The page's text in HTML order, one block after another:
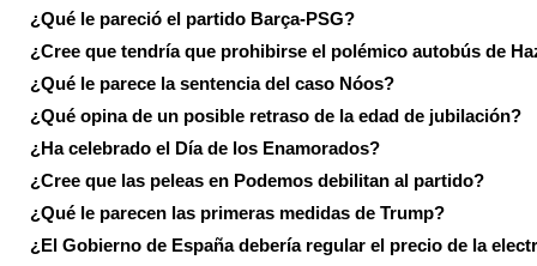
¿Qué le pareció el partido Barça-PSG?
¿Cree que tendría que prohibirse el polémico autobús de
¿Qué le parece la sentencia del caso Nóos?
¿Qué opina de un posible retraso de la edad de jubilación?
¿Ha celebrado el Día de los Enamorados?
¿Cree que las peleas en Podemos debilitan al partido?
¿Qué le parecen las primeras medidas de Trump?
¿El Gobierno de España debería regular el precio de la